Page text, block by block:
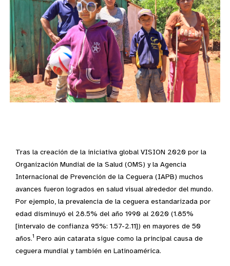
Tras la creación de la iniciativa global VISION 2020 por la
Organización Mundial de la Salud (OMS) y la Agencia
Internacional de Prevención de la Ceguera (IAPB) muchos
avances fueron logrados en salud visual alrededor del mundo.
Por ejemplo, la prevalencia de la ceguera estandarizada por
edad disminuyó el 28.5% del año 1990 al 2020 (1.85%
[intervalo de confianza 95%: 1.57-2.11]) en mayores de 50
años.1 Pero aún catarata sigue como la principal causa de
ceguera mundial y también en Latinoamérica.